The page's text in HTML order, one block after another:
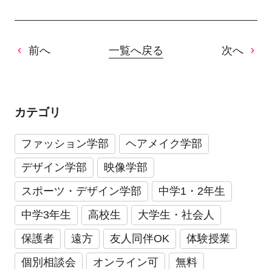
前へ 一覧へ戻る 次へ
カテゴリ
ファッション学部
ヘアメイク学部
デザイン学部
映像学部
スポーツ・デザイン学部
中学1・2年生
中学3年生
高校生
大学生・社会人
保護者
遠方 友人同伴OK
体験授業
個別相談会
オンライン可
無料